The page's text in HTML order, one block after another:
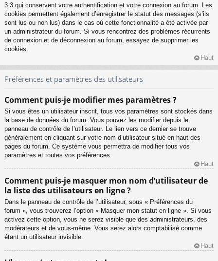
3.3 qui conservent votre authentification et votre connexion au forum. Les
cookies permettent également d’enregistrer le statut des messages (s’ils
sont lus ou non lus) dans le cas où cette fonctionnalité a été activée par
un administrateur du forum. Si vous rencontrez des problèmes récurrents
de connexion et de déconnexion au forum, essayez de supprimer les
cookies.
Haut
Préférences et paramètres des utilisateurs
Comment puis-je modifier mes paramètres ?
Si vous êtes un utilisateur inscrit, tous vos paramètres sont stockés dans
la base de données du forum. Vous pouvez les modifier depuis le
panneau de contrôle de l’utilisateur. Le lien vers ce dernier se trouve
généralement en cliquant sur votre nom d’utilisateur situé en haut des
pages du forum. Ce système vous permettra de modifier tous vos
paramètres et toutes vos préférences.
Haut
Comment puis-je masquer mon nom d’utilisateur de
la liste des utilisateurs en ligne ?
Dans le panneau de contrôle de l’utilisateur, sous « Préférences du
forum », vous trouverez l’option « Masquer mon statut en ligne ». Si vous
activez cette option, vous ne serez visible que des administrateurs, des
modérateurs et de vous-même. Vous serez alors comptabilisé comme
étant un utilisateur invisible.
Haut